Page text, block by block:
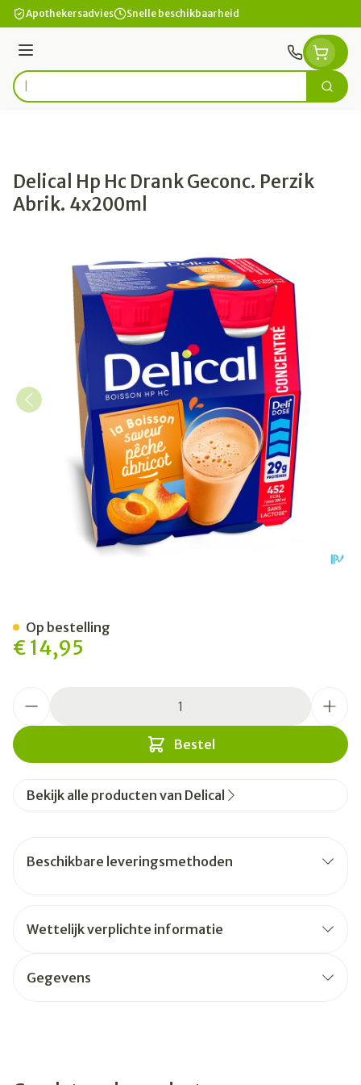
Ga naar de inhoud
Apothekersadvies Snelle beschikbaarheid
Menu
Product, merk, categorie... Zoek
Delical Hp Hc Drank Geconc. Perzik
Abrik. 4x200ml
€ 14,95
Bestel
Op bestelling
Bekijk alle producten van Delical
Beschikbare leveringsmethoden
Wettelijk verplichte informatie
Gegevens